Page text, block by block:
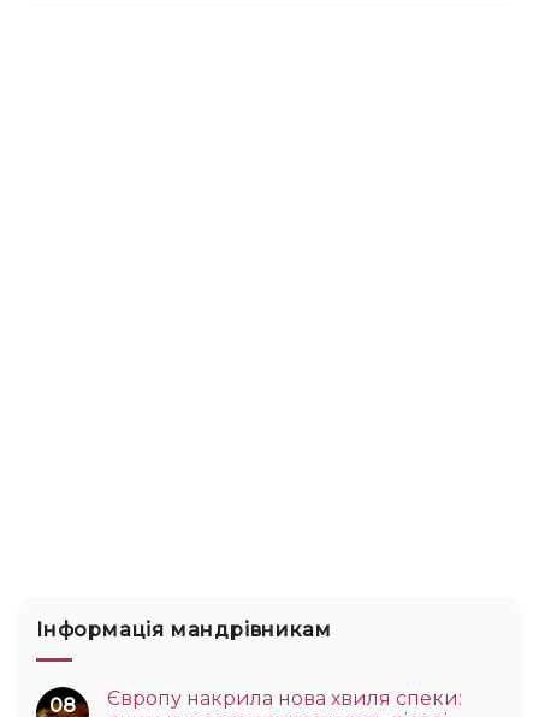
Інформація мандрівникам
08
Європу накрила нова хвиля спеки: